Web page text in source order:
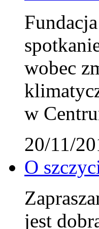
wobec
w
20/11/
O
jest